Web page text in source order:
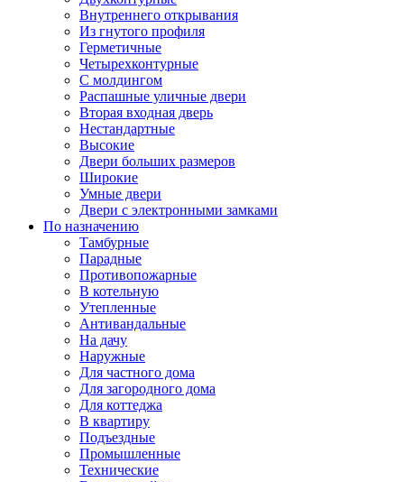
Внутреннего открывания
Из гнутого профиля
Герметичные
Четырехконтурные
С молдингом
Распашные уличные двери
Вторая входная дверь
Нестандартные
Высокие
Двери больших размеров
Широкие
Умные двери
Двери с электронными замками
По назначению
Тамбурные
Парадные
Противопожарные
В котельную
Утепленные
Антивандальные
На дачу
Наружные
Для частного дома
Для загородного дома
Для коттеджа
В квартиру
Подъездные
Промышленные
Технические